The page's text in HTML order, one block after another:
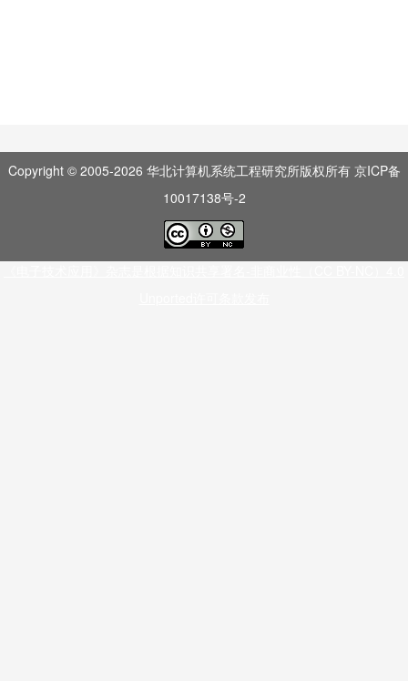
Copyright © 2005-2026 华北计算机系统工程研究所版权所有 京ICP备
10017138号-2